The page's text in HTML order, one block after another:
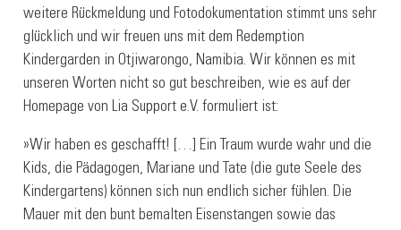
weitere Rückmeldung und Fotodokumentation stimmt uns sehr
glücklich und wir freuen uns mit dem Redemption
Kindergarden in Otjiwarongo, Namibia. Wir können es mit
unseren Worten nicht so gut beschreiben, wie es auf der
Homepage von Lia Support e.V. formuliert ist:
»Wir haben es geschafft! […] Ein Traum wurde wahr und die
Kids, die Pädagogen, Mariane und Tate (die gute Seele des
Kindergartens) können sich nun endlich sicher fühlen. Die
Mauer mit den bunt bemalten Eisenstangen sowie das